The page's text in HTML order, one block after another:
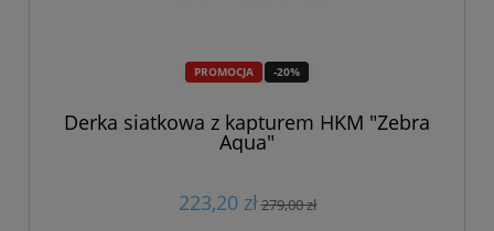
PROMOCJA -20%
Derka siatkowa z kapturem HKM "Zebra
Aqua"
223,20 zł279,00 zł